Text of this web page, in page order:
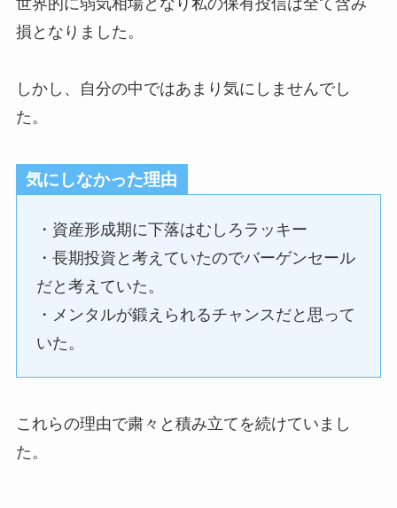
世界的に弱気相場となり私の保有投信は全て含み
損となりました。
しかし、自分の中ではあまり気にしませんでし
た。
気にしなかった理由
・資産形成期に下落はむしろラッキー
・長期投資と考えていたのでバーゲンセール
だと考えていた。
・メンタルが鍛えられるチャンスだと思って
いた。
これらの理由で粛々と積み立てを続けていまし
た。